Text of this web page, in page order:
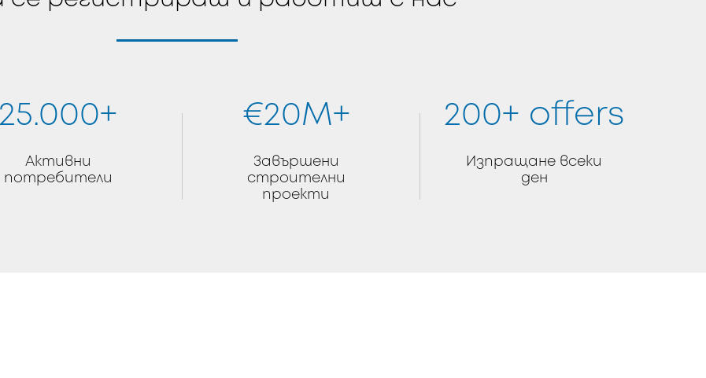
25.000+
Активни
потребители
€20M+
Завършени
строителни
проекти
200+ offers
Изпращане всеки
ден